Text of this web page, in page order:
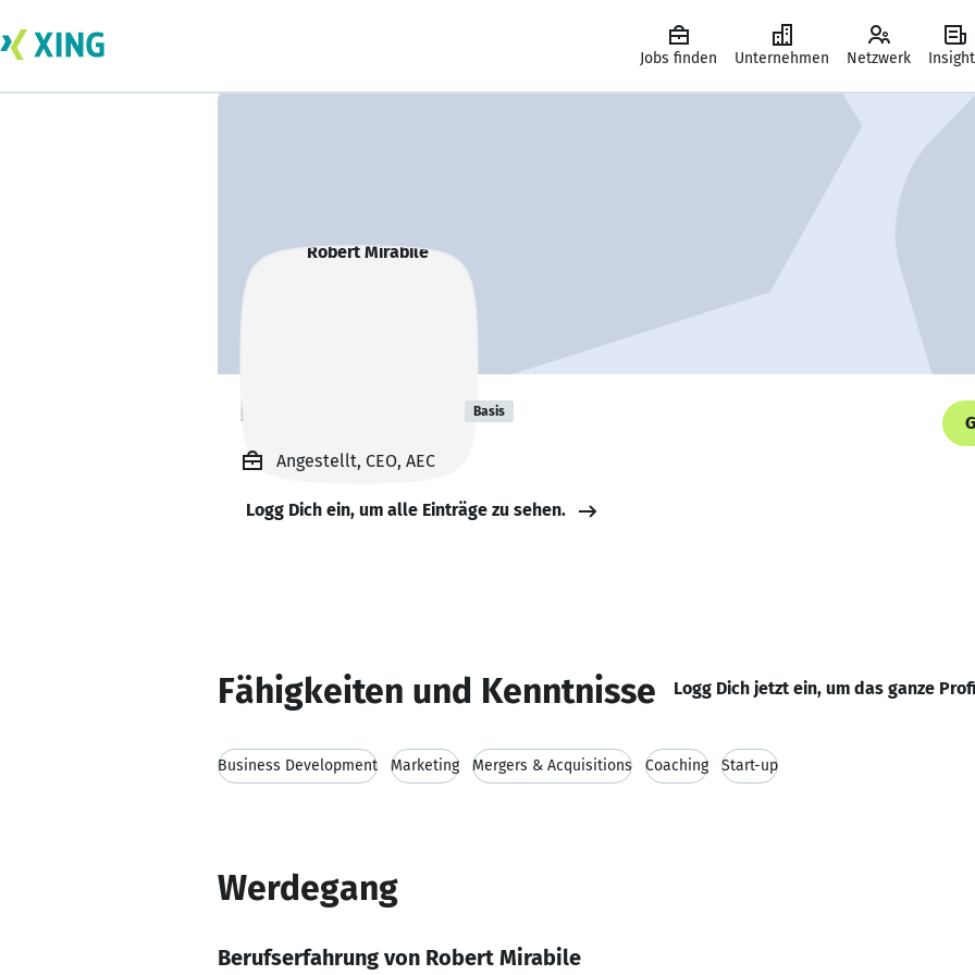
Jobs finden Unternehmen Netzwerk
Robert Mirabile Basis
Angestellt, CEO, AEC
Logg Dich ein, um alle Einträge zu sehen.
Fähigkeiten und Kenntnisse Logg Dich jetzt ein, um das ganze
Business Development Marketing Mergers & Acquisitions Coaching Start-up
Werdegang
Berufserfahrung von Robert Mirabile